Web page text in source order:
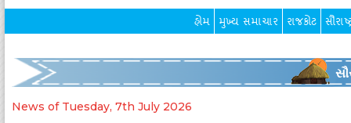
હોમ મુખ્ય સમાચાર રાજકોટ
News of Tuesday, 7th July 2026